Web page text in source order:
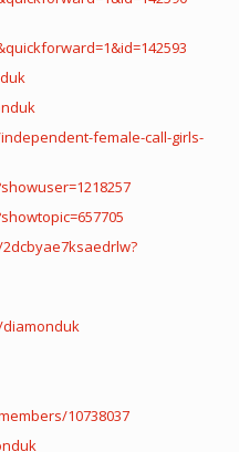
female-call-girls-
diamonduk
10738037